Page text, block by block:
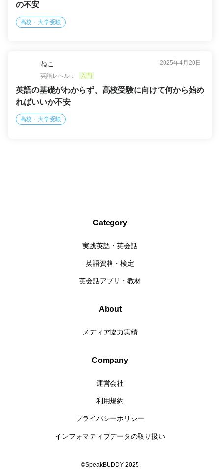
の不安
高校・大学受験
ねこ
2025年4月20日
英語レベル：
入門
英語の基礎がわからず、高校受験に向けて何から始め
ればいいか不安
高校・大学受験
Category
実践英語・英会話
英語資格・検定
英会話アプリ・教材
About
メディア協力実績
Company
運営会社
利用規約
プライバシーポリシー
インフォマティブデータの取り扱い
©SpeakBUDDY 2025